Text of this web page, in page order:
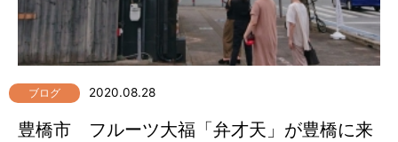
ブログ 2020.08.28
豊橋市 フルーツ大福「弁才天」が豊橋に来